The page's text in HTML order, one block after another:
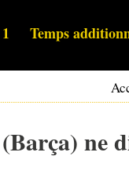
Temps
ne